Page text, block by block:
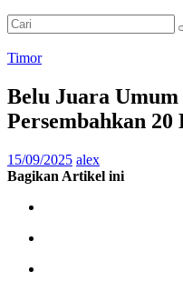
Timor
Belu Juara
Persembahkan 20
15/09/2025 alex
Bagikan Artikel ini